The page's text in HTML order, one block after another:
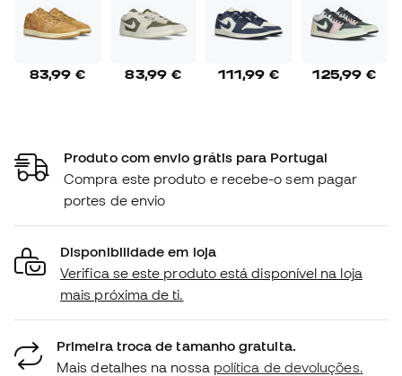
83,99 € 83,99 € 111,99 € 125,99 €
Produto com envio grátis para Portugal
Compra este produto e recebe-o sem pagar
portes de envio
Disponibilidade em loja
Verifica se este produto está disponível na loja
mais próxima de ti.
Primeira troca de tamanho gratuita.
Mais detalhes na nossa política de devoluções.